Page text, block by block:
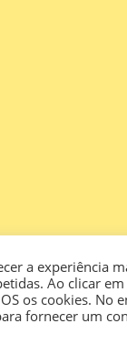
a experiência
Ao clicar em
os cookies. No
fornecer um